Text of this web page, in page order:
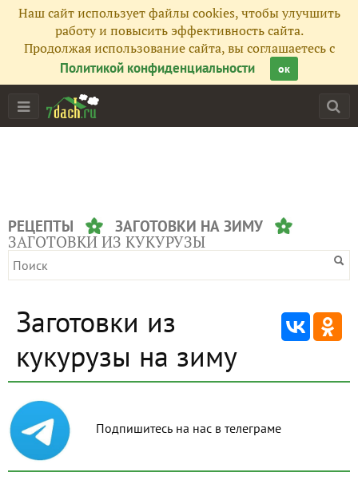
Наш сайт использует файлы cookies, чтобы улучшить
работу и повысить эффективность сайта.
Продолжая использование сайта, вы соглашаетесь с
Политикой конфиденциальности
ок
РЕЦЕПТЫ ЗАГОТОВКИ НА ЗИМУ
ЗАГОТОВКИ ИЗ КУКУРУЗЫ
Заготовки из
кукурузы на зиму
Подпишитесь на нас в телеграме